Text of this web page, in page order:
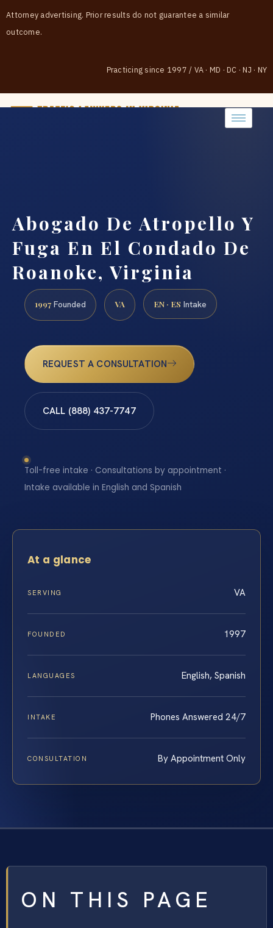
Attorney advertising. Prior results do not guarantee a similar
outcome.
Practicing since 1997 / VA · MD · DC · NJ · NY
Abogado De Atropello Y
Fuga En El Condado De
Roanoke, Virginia
1997 Founded VA EN · ES Intake
REQUEST A CONSULTATION
CALL (888) 437-7747
Toll-free intake · Consultations by appointment ·
Intake available in English and Spanish
At a glance
SERVING VA
FOUNDED 1997
LANGUAGES English, Spanish
INTAKE Phones Answered 24/7
CONSULTATION By Appointment Only
ON THIS PAGE